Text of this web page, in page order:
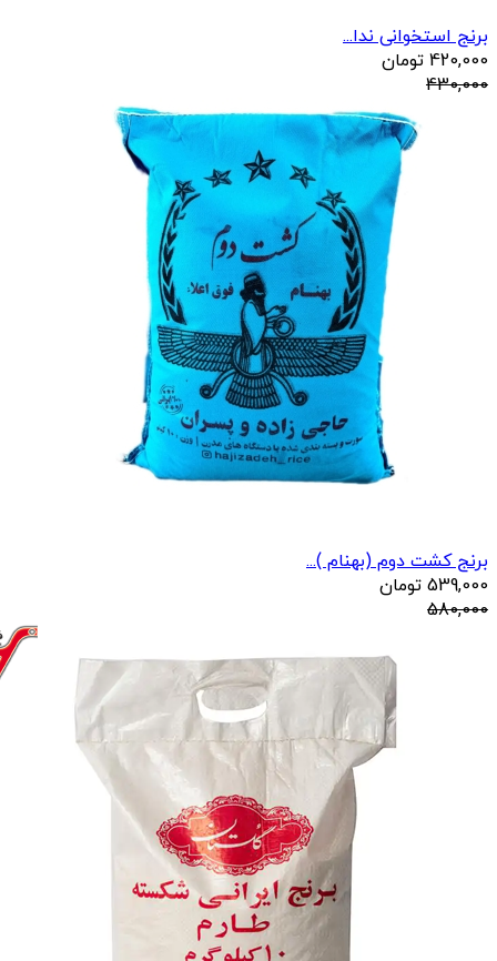
برنج استخوانی ندا...
420,000 تومان
430,000
برنج کشت دوم (بهنام )...
539,000 تومان
580,000